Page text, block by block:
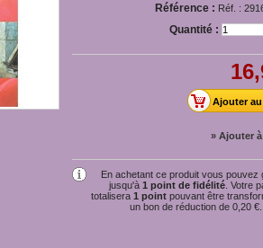
Référence : Réf. :
Quantité :
» Ajouter
En achetant ce produit vous pouvez
jusqu'à 1 point de fidélité . Votre
totalisera 1 point pouvant être
un bon de réduction de 0,20 €